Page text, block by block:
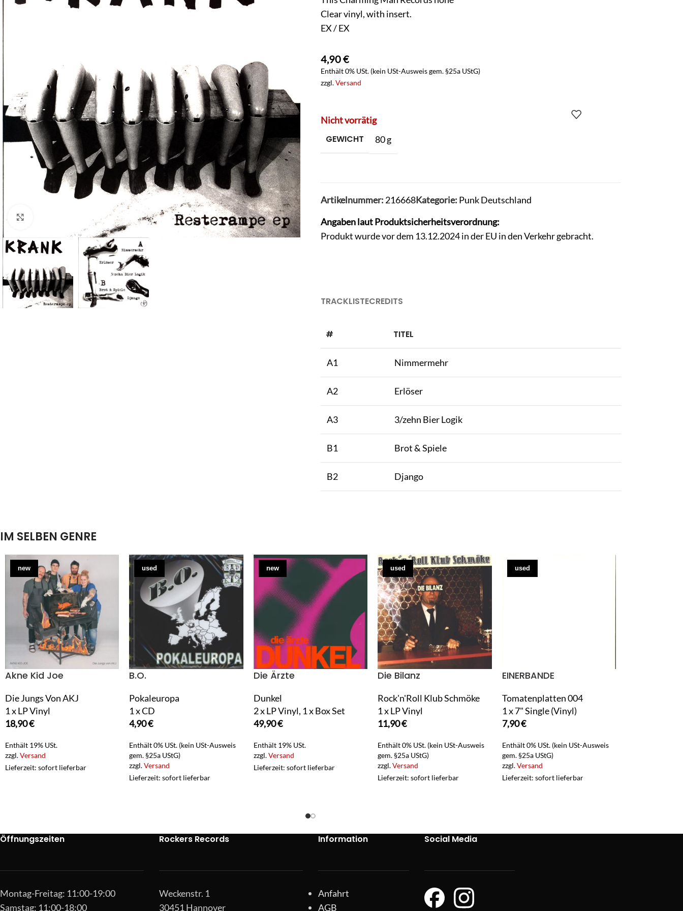
Klick zum Vergrößern
Clear vinyl, with insert.
EX / EX
4,90€
Enthält 0% USt. (kein USt-Ausweis gem. §25a UStG)
zzgl.Versand
Nicht vorrätig
GEWICHT 80 g
Artikelnummer: 216668Kategorie: Punk Deutschland
Angaben laut Produktsicherheitsverordnung:
Produkt wurde vor dem 13.12.2024 in der EU in den Verkehr gebracht.
TRACKLISTECREDITS
# TITEL
A1 Nimmermehr
A2 Erlöser
A3 3/zehn Bier Logik
B1 Brot & Spiele
B2 Django
IM SELBEN GENRE
new
Akne Kid Joe
Die Jungs Von AKJ
1 x LP Vinyl
18,90€
Enthält 19% USt.
zzgl.Versand
Lieferzeit: sofort lieferbar
used
B.O.
Pokaleuropa
1 x CD
4,90€
Enthält 0% USt. (kein USt-Ausweis
gem. §25a UStG)
zzgl.Versand
Lieferzeit: sofort lieferbar
new
Die Ärzte
Dunkel
2 x LP Vinyl, 1 x Box Set
49,90€
Enthält 19% USt.
zzgl.Versand
Lieferzeit: sofort lieferbar
used
Die Bilanz
Rock'n'Roll Klub Schmöke
1 x LP Vinyl
11,90€
Enthält 0% USt. (kein USt-Ausweis
gem. §25a UStG)
zzgl.Versand
Lieferzeit: sofort lieferbar
used
EINERBANDE
Tomatenplatten 004
1 x 7" Single (Vinyl)
7,90€
Enthält 0% USt. (kein USt-Ausweis
gem. §25a UStG)
zzgl.Versand
Lieferzeit: sofort lieferbar
Öffnungszeiten
Montag-Freitag: 11:00-19:00
Samstag: 11:00-18:00
Rockers Records
Weckenstr. 1
30451 Hannover
Information
Anfahrt
AGB
Social Media